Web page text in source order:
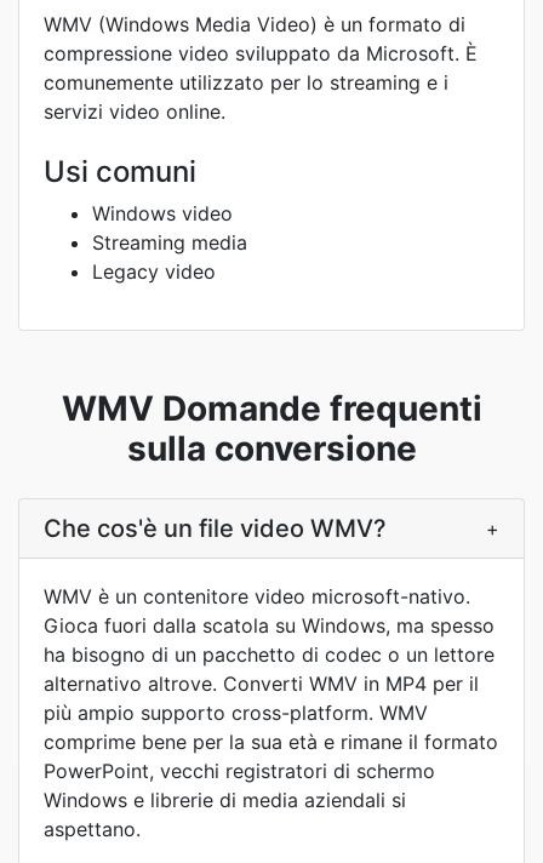
WMV (Windows Media Video) è un formato di
compressione video sviluppato da Microsoft. È
comunemente utilizzato per lo streaming e i
servizi video online.
Usi comuni
Windows video
Streaming media
Legacy video
WMV Domande frequenti
sulla conversione
Che cos'è un file video WMV? +
WMV è un contenitore video microsoft-nativo.
Gioca fuori dalla scatola su Windows, ma spesso
ha bisogno di un pacchetto di codec o un lettore
alternativo altrove. Converti WMV in MP4 per il
più ampio supporto cross-platform. WMV
comprime bene per la sua età e rimane il formato
PowerPoint, vecchi registratori di schermo
Windows e librerie di media aziendali si
aspettano.